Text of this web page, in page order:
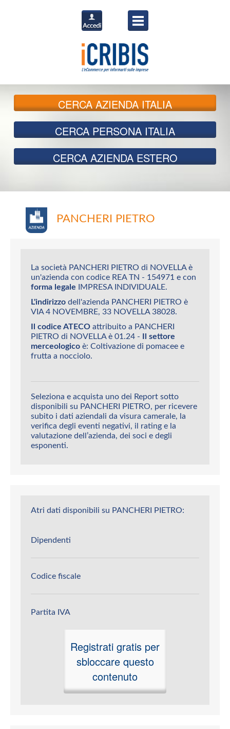
CERCAAZIENDA ITALIA
CERCA PERSONA ITALIA
CERCA AZIENDA ESTERO
PANCHERI PIETRO
La società PANCHERI PIETRO di NOVELLA è
un'azienda con codice REA TN - 154971 e con
forma legale IMPRESA INDIVIDUALE.
L'indirizzo dell'azienda PANCHERI PIETRO è
VIA 4 NOVEMBRE, 33 NOVELLA 38028.
Il codice ATECO attribuito a PANCHERI
PIETRO di NOVELLA è 01.24 - Il settore
merceologico è: Coltivazione di pomacee e
frutta a nocciolo.
Seleziona e acquista uno dei Report sotto
disponibili su PANCHERI PIETRO, per ricevere
subito i dati aziendali da visura camerale, la
verifica degli eventi negativi, il rating e la
valutazione dell’azienda, dei soci e degli
esponenti.
Atri dati disponibili su PANCHERI PIETRO:
Dipendenti
Codice fiscale
Partita IVA
Registrati gratis per
sbloccare questo
contenuto